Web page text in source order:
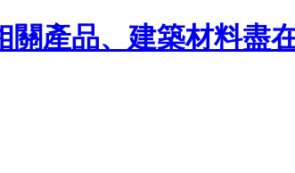
關產品、建築材料盡